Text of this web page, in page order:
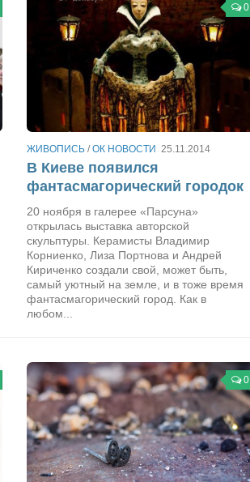
0
ЖИВОПИСЬ /ОК НОВОСТИ 25.11.2014
В Киеве появился
фантасмагорический городок
20 ноября в галерее «Парсуна»
открылась выставка авторской
скульптуры. Керамисты Владимир
Корниенко, Лиза Портнова и Андрей
Кириченко создали свой, может быть,
самый уютный на земле, и в тоже время
фантасмагорический город. Как в
любом...
0